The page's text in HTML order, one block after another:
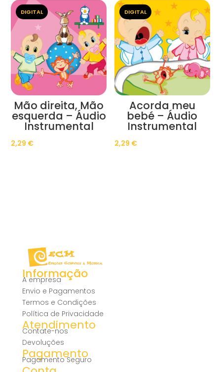
DIGITAL
Mão direita, Mão
esquerda – Áudio
Instrumental
2,29 €
DIGITAL
Acorda meu
bebé – Áudio
Instrumental
2,29 €
Informação
A empresa
Envio e Pagamentos
Termos e Condições
Política de Privacidade
Atendimento
Contate-nos
Devoluções
Pagamento
Pagamento Seguro